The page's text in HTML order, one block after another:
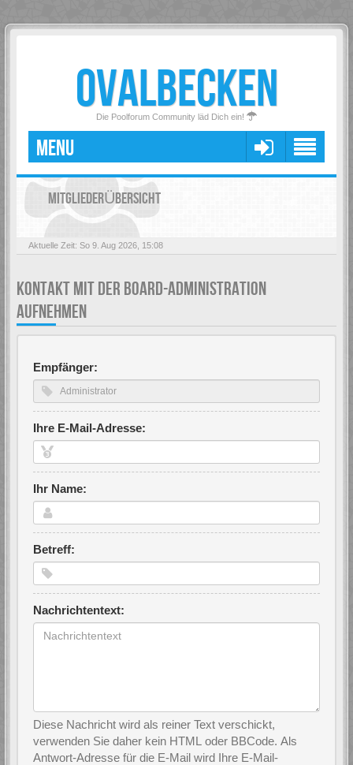
OVALBECKEN
Die Poolforum Community läd Dich ein!
MENU
MITGLIEDERÜBERSICHT
Aktuelle Zeit: So 9. Aug 2026, 15:08
KONTAKT MIT DER BOARD-ADMINISTRATION
AUFNEHMEN
Empfänger:
Ihre E-Mail-Adresse:
Ihr Name:
Betreff:
Nachrichtentext:
Diese Nachricht wird als reiner Text verschickt,
verwenden Sie daher kein HTML oder BBCode. Als
Antwort-Adresse für die E-Mail wird Ihre E-Mail-